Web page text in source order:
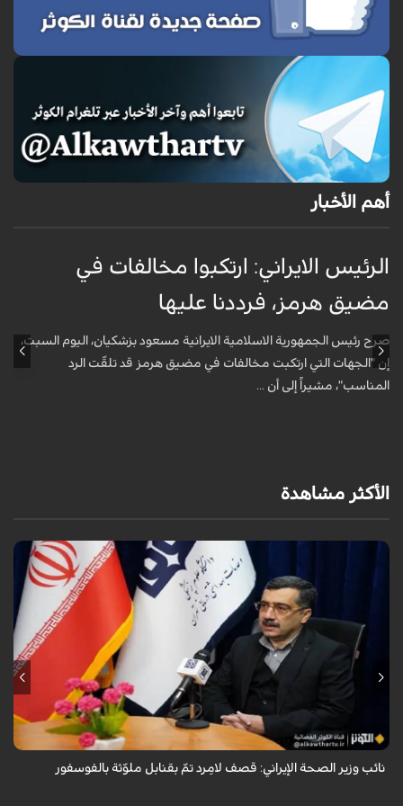
أهم الأخبار
الرئيس الايراني: ارتكبوا مخالفات في
مضيق هرمز، فرددنا عليها
صرح رئيس الجمهورية الاسلامية الايرانية مسعود بزشكيان، اليوم السبت،
إن "الجهات التي ارتكبت مخالفات في مضيق هرمز قد تلقّت الرد
المناسب"، مشيراً إلى أن ...
الأكثر مشاهدة
قال معاون وزير الصحة الإيراني لشؤون البحوث والتكنولوجيا، شاهين آخوندزاده،
إن التحقيقات التي أجرتها وزارة الصحة بشأن قصف مدينة لامِرد في محافظة
نائب وزير الصحة الإيراني: قصف لامِرد تمّ بقنابل ملوّثة بالفوسفور